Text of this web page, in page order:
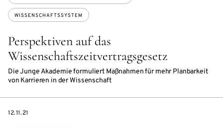
Perspektiven auf das
Wissenschaftszeitvertragsgesetz
Die Junge Akademie formuliert Maßnahmen für mehr Planbarkeit
von Karrieren in der Wissenschaft
WISSENSCHAFTSSYSTEM
DATE
12.11.21